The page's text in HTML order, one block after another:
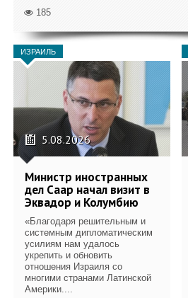
185
ИЗРАИЛЬ
5.08.2026
Министр иностранных
дел Саар начал визит в
Эквадор и Колумбию
«Благодаря решительным и
системным дипломатическим
усилиям нам удалось
укрепить и обновить
отношения Израиля со
многими странами Латинской
Америки....